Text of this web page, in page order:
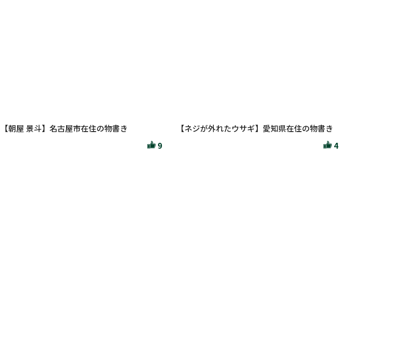
【朝屋 景斗】名古屋市在住の物書き
9
【ネジが外れたウサギ】愛知県在住の物書き
4